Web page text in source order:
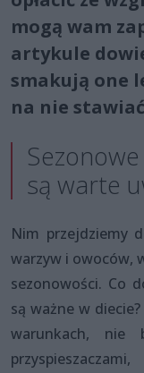
mogą wam
artykule
smakują one
na nie
są warte
Nim przejdziemy
warzyw i owoców,
sezonowości. Co
są ważne w
warunkach, nie